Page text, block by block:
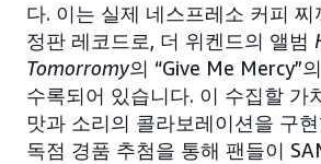
다. 이는 실제 네스프레소 커피
정판 레코드로, 더 위켄드의 앨범
Tomorromy의 “Give Me Mercy”
수록되어 있습니다. 이 수집할 가
맛과 소리의 콜라보레이션을 구
독점 경품 추첨을 통해 팬들이